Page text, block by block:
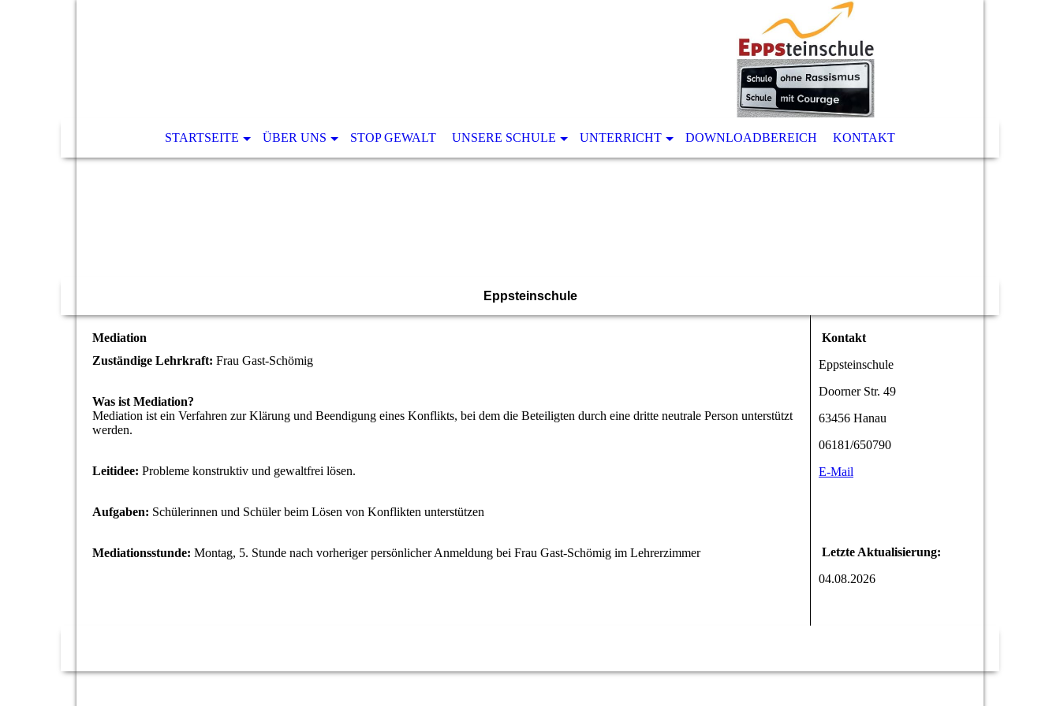
STARTSEITE ÜBER UNS STOP GEWALT UNSERE SCHULE UNTERRICHT DOWNLOADBEREICH KONTAKT
Eppsteinschule
Mediation
Zuständige Lehrkraft: Frau Gast-Schömig
Was ist Mediation?
Mediation ist ein Verfahren zur Klärung und Beendigung eines Konflikts, bei dem die Beteiligten durch eine dritte neutrale Person unterstützt
werden.
Leitidee: Probleme konstruktiv und gewaltfrei lösen.
Aufgaben: Schülerinnen und Schüler beim Lösen von Konflikten unterstützen
Mediationsstunde: Montag, 5. Stunde nach vorheriger persönlicher Anmeldung bei Frau Gast-Schömig im Lehrerzimmer
Kontakt
Eppsteinschule
Doorner Str. 49
63456 Hanau
06181/650790
E-Mail
Letzte Aktualisierung:
04.08.2026